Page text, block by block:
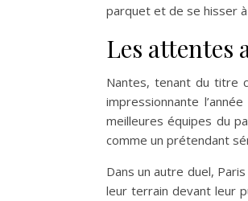
parquet et de se hisser
Les attentes
Nantes, tenant du titre
impressionnante
meilleures équipes du
comme un prétendant
Dans un autre duel,
leur terrain devant leur